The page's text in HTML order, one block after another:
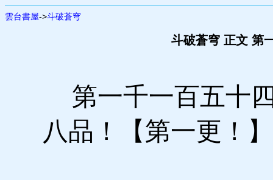
雲台書屋->斗破蒼穹
斗破蒼穹 正文 第
第一千一百五十
八品！【第一更！】